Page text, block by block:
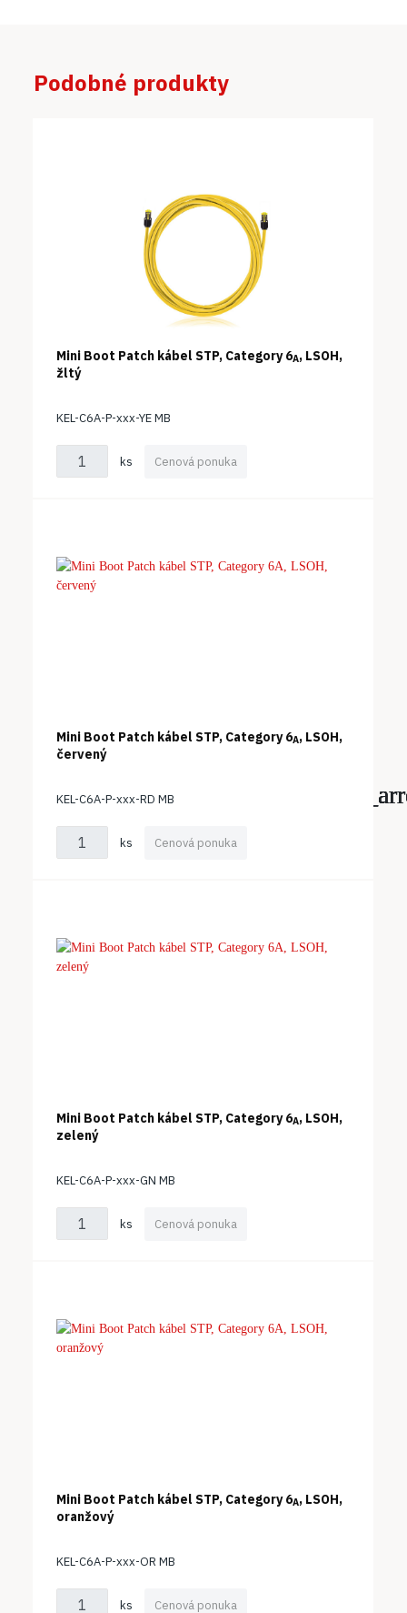
Podobné produkty
Mini Boot Patch kábel STP, Category 6A, LSOH,
žltý
KEL-C6A-P-xxx-YE MB
ks Cenová ponuka
Mini Boot Patch kábel STP, Category 6A, LSOH,
červený
KEL-C6A-P-xxx-RD MB
ks Cenová ponuka
Mini Boot Patch kábel STP, Category 6A, LSOH,
zelený
KEL-C6A-P-xxx-GN MB
ks Cenová ponuka
Mini Boot Patch kábel STP, Category 6A, LSOH,
oranžový
KEL-C6A-P-xxx-OR MB
ks Cenová ponuka